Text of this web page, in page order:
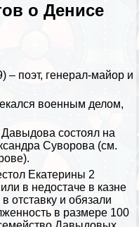
о Денисе
поэт, генерал-майор и
военным делом,
состоял на
Суворова (см.
).
Екатерины 2
в недостаче в казне
отставку и обязали
в размере 100